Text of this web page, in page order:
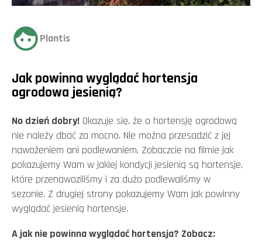
Plantis
Jak powinna wyglądać hortensja
ogrodowa jesienią?
No dzień dobry! Okazuje się, że o hortensję ogrodową
nie należy dbać za mocno. Nie można przesadzić z jej
nawożeniem ani podlewaniem. Zobaczcie na filmie jak
pokazujemy Wam w jakiej kondycji jesienią są hortensje,
które przenawoziliśmy i za dużo podlewaliśmy w
sezonie. Z drugiej strony pokazujemy Wam jak powinny
wyglądać jesienią hortensje.
A jak nie powinna wyglądać hortensja? Zobacz: